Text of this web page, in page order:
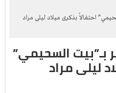
احتفالاً بذكرى ميلاد ليلى مراد
بـ”بيت السحيمي”
ليلى مراد